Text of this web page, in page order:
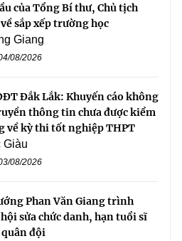
của Tổng Bí thư, Chủ tịch
sắp xếp trường học
Giang
08/2026
Đắk Lắk: Khuyến cáo không
thông tin chưa được kiểm
về kỳ thi tốt nghiệp THPT
Giàu
08/2026
Phan Văn Giang trình
hội sửa chức danh, hạn tuổi sĩ
đội